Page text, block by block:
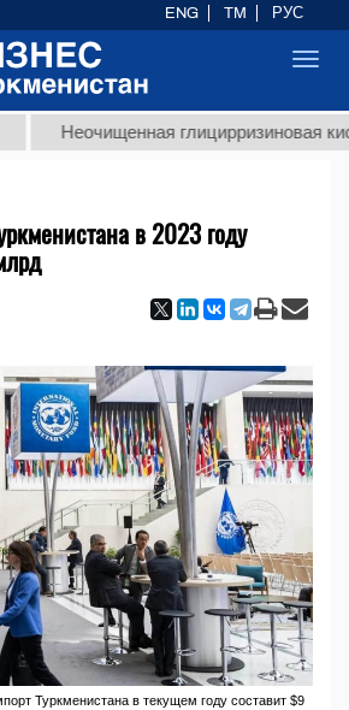
Неочищенная глицирризиновая кислота
в 2023 году
Туркменистана в текущем году составит $9
ENG TM РУС